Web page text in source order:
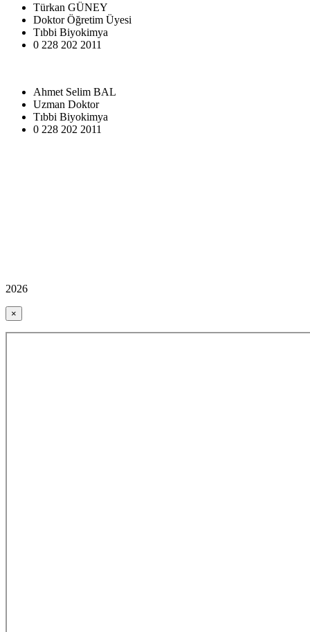
Türkan GÜNEY
Doktor Öğretim Üyesi
Tıbbi Biyokimya
0 228 202 2011
Ahmet Selim BAL
Uzman Doktor
Tıbbi Biyokimya
0 228 202 2011
2026
×